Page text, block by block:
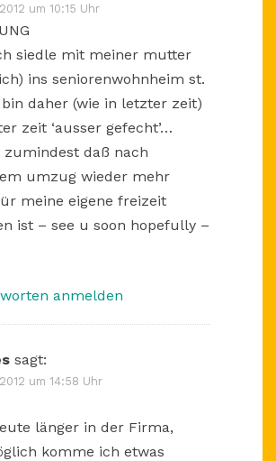
um 10:15 Uhr
siedle mit meiner mutter
ins seniorenwohnheim st.
daher (wie in letzter zeit)
zeit ‘ausser gefecht’…
zumindest daß nach
umzug wieder mehr
meine eigene freizeit
ist – see u soon hopefully –
anmelden
sagt:
um 14:58 Uhr
länger in der Firma,
komme ich etwas